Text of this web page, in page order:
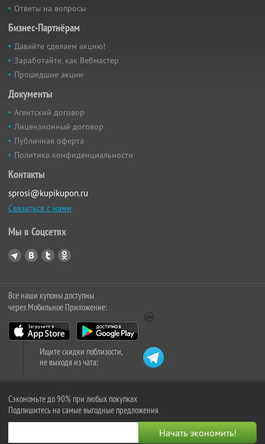
Ответы на вопросы
Бизнес-Партнёрам
Давайте сделаем акцию!
Заработайте, как Вебмастер
Прошедшие акции
Документы
Агентский договор
Лицензионный договор
Публичная оферта
Политика конфиденциальности
Контакты
sprosi@kupikupon.ru
Связаться с нами
Мы в Соцсетях
Все наши купоны доступны
через Мобильное Приложение:
Ищите скидки поблизости,
не выходя из чата:
Сэкономьте до 90% при любых покупках
Подпишитесь на самые выгодные предложения